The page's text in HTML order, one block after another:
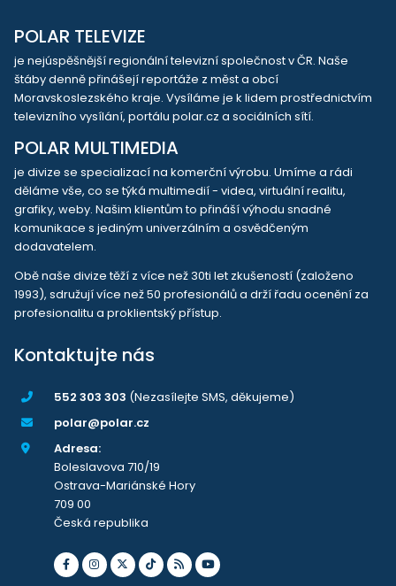
POLAR TELEVIZE
je nejúspěšnější regionální televizní společnost v ČR. Naše
štáby denně přinášejí reportáže z měst a obcí
Moravskoslezského kraje. Vysíláme je k lidem prostřednictvím
televizního vysílání, portálu polar.cz a sociálních sítí.
POLAR MULTIMEDIA
je divize se specializací na komerční výrobu. Umíme a rádi
děláme vše, co se týká multimedií - videa, virtuální realitu,
grafiky, weby. Našim klientům to přináší výhodu snadné
komunikace s jediným univerzálním a osvědčeným
dodavatelem.
Obě naše divize těží z více než 30ti let zkušeností (založeno
1993), sdružují více než 50 profesionálů a drží řadu ocenění za
profesionalitu a proklientský přístup.
Kontaktujte nás
552 303 303 (Nezasílejte SMS, děkujeme)
polar@polar.cz
Adresa:
Boleslavova 710/19
Ostrava-Mariánské Hory
709 00
Česká republika